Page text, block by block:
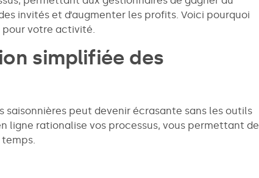
invités et d’augmenter les profits. Voici pourquoi
votre activité.
simplifiée des
peut devenir écrasante sans les outils
ligne rationalise vos processus, vous permettant de